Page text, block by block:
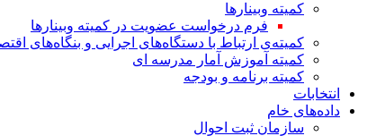
کمیته وبینارها
فرم درخواست عضویت در کمیته وبینارها
کمیته‌ی ارتباط با دستگاه‌های اجرایی و بنگاه‌های
کمیته آموزش آمار مدرسه ای
کمیته برنامه و بودجه
انتخابات
داده‌های خام
سازمان ثبت احوال